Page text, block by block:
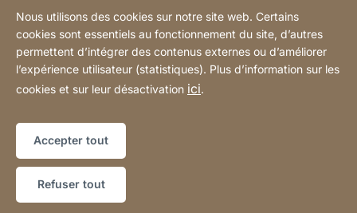
Réseaux sociaux
Site
Web
[Website
information]
Plan du site
Nous utilisons des cookies sur notre site web. Certains
cookies sont essentiels au fonctionnement du site, d’autres
permettent d’intégrer des contenus externes ou d’améliorer
l’expérience utilisateur (statistiques). Plus d’information sur les
cookies et sur leur désactivation ici.
Accepter tout
Refuser tout